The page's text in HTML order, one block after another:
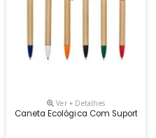
155 X 40 Mm,
Ver + Detalhes
Caneta Ecológica Com Suporte